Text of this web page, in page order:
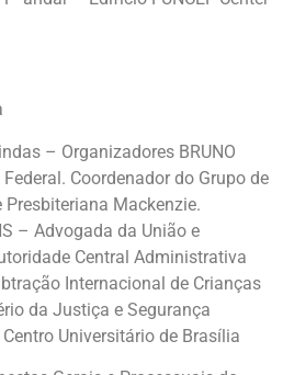
– Organizadores BRUNO
Federal. Coordenador do Grupo de
Mackenzie.
– Advogada da União e
Central Administrativa
Internacional de Crianças
da Justiça e Segurança
Universitário de Brasília